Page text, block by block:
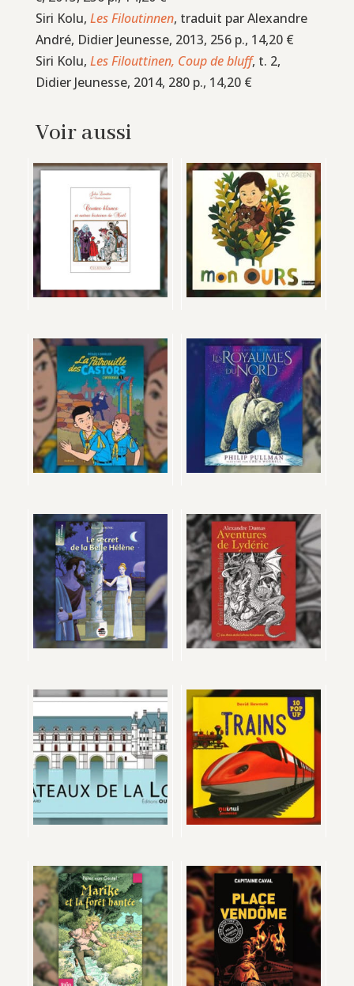
Siri Kolu, Les Filoutinnen, traduit par Alexandre
André, Didier Jeunesse, 2013, 256 p., 14,20 €
Siri Kolu, Les Filouttinen, Coup de bluff, t. 2,
Didier Jeunesse, 2014, 280 p., 14,20 €
Voir aussi